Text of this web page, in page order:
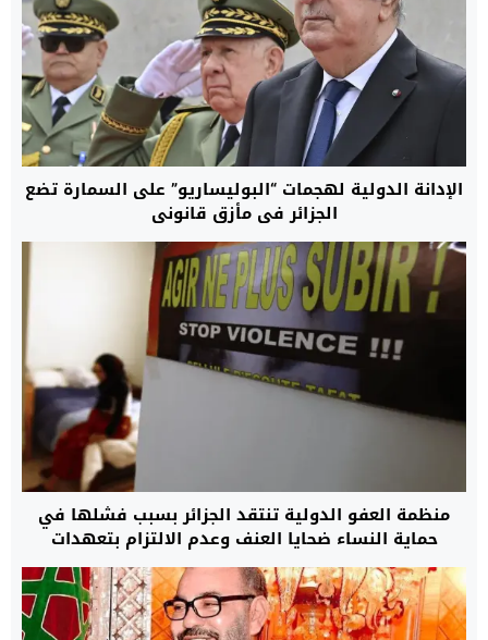
الإدانة الدولية لهجمات “البوليساريو” على السمارة تضع
الجزائر في مأزق قانوني
منظمة العفو الدولية تنتقد الجزائر بسبب فشلها في
حماية النساء ضحايا العنف وعدم الالتزام بتعهدات
أطلقتها منذ 22 سنة